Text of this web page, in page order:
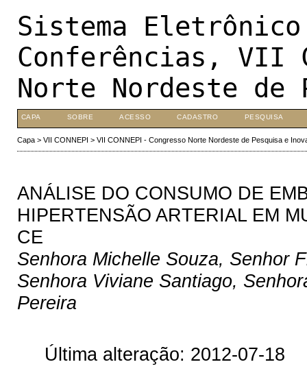
Sistema
Conferências, VII
Norte Nordeste de
CAPA SOBRE ACESSO CADASTRO PESQUISA
Capa> VII CONNEPI > VII CONNEPI - Congresso Norte Nordeste de Pesquisa e
ANÁLISE DO CONSUMO DE
HIPERTENSÃO ARTERIAL EM
CE
Senhora Michelle Souza, Senhor
Senhora Viviane Santiago,
Pereira
Última alteração: 2012-07-18